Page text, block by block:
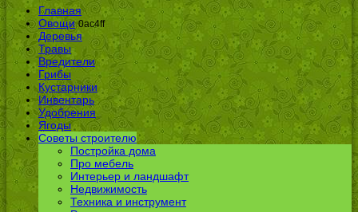
Главная
Овощи 0ac4ff
Деревья
Травы
Вредители
Грибы
Кустарники
Инвентарь
Удобрения
Ягоды
Советы строителю
Постройка дома
Про мебель
Интерьер и ландшафт
Недвижимость
Техника и инструмент